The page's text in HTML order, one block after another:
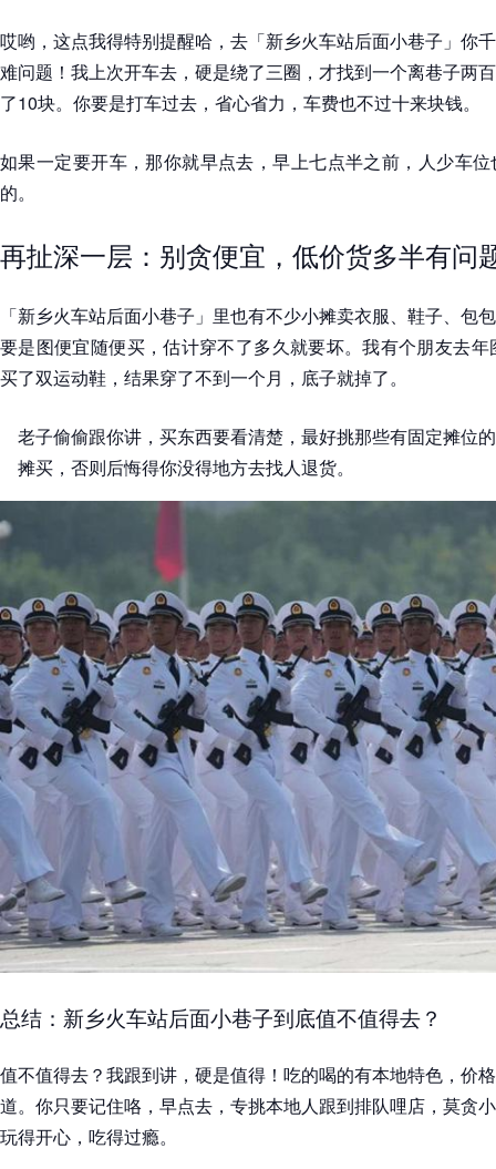
哎哟，这点我得特别提醒哈，去「新乡火车站后面小巷子」你
难问题！我上次开车去，硬是绕了三圈，才找到一个离巷子两
了10块。你要是打车过去，省心省力，车费也不过十来块钱。
如果一定要开车，那你就早点去，早上七点半之前，人少车
的。
再扯深一层：别贪便宜，低价货多半有问
「新乡火车站后面小巷子」里也有不少小摊卖衣服、鞋子、包
要是图便宜随便买，估计穿不了多久就要坏。我有个朋友去
买了双运动鞋，结果穿了不到一个月，底子就掉了。
老子偷偷跟你讲，买东西要看清楚，最好挑那些有固定摊位
摊买，否则后悔得你没得地方去找人退货。
总结：新乡火车站后面小巷子到底值不值得去？
值不值得去？我跟到讲，硬是值得！吃的喝的有本地特色，价
道。你只要记住咯，早点去，专挑本地人跟到排队哩店，莫贪
玩得开心，吃得过瘾。